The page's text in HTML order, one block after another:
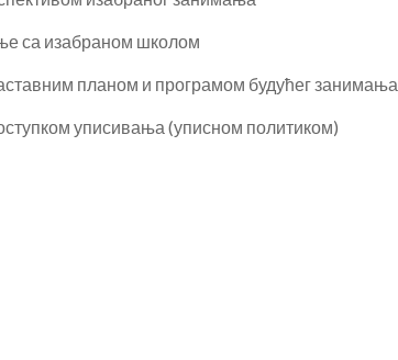
са изабраном школом
планом и програмом будућег занимања
уписивања (уписном политиком)